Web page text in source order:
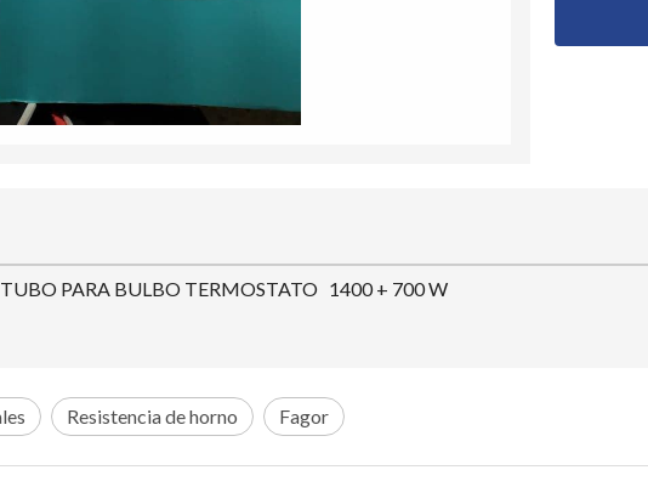
PARA BULBO TERMOSTATO 1400 + 700 W
Resistencia de horno Fagor